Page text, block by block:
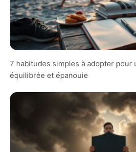
7 habitudes simples à adopter pour
équilibrée et épanouie